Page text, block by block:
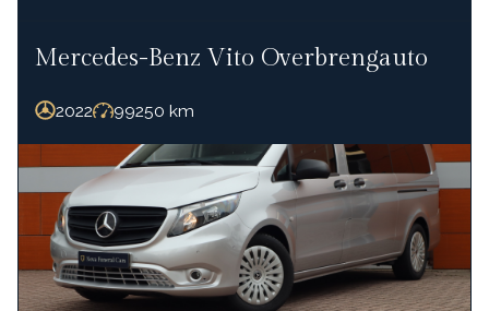
Mercedes-Benz Vito Overbrengauto
2022 99250 km